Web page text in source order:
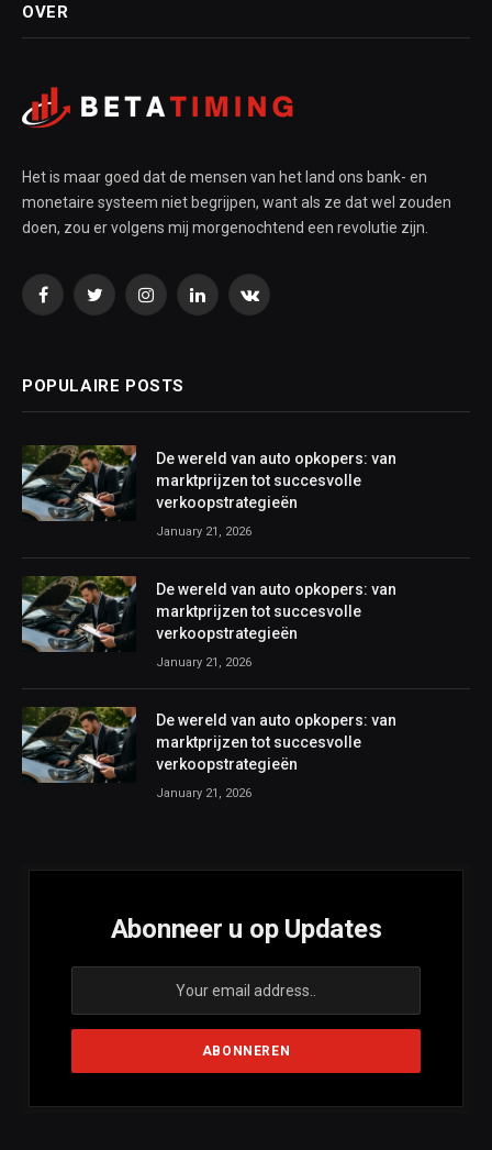
OVER
Het is maar goed dat de mensen van het land ons bank- en
monetaire systeem niet begrijpen, want als ze dat wel zouden
doen, zou er volgens mij morgenochtend een revolutie zijn.
FacebookTwitterInstagramLinkedInVKontakte
POPULAIRE POSTS
De wereld van auto opkopers: van
marktprijzen tot succesvolle
verkoopstrategieën
January 21, 2026
De wereld van auto opkopers: van
marktprijzen tot succesvolle
verkoopstrategieën
January 21, 2026
De wereld van auto opkopers: van
marktprijzen tot succesvolle
verkoopstrategieën
January 21, 2026
Abonneer u op Updates